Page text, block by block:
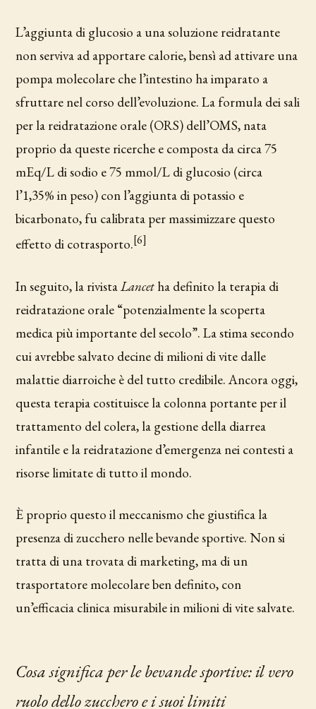
L’aggiunta di glucosio a una soluzione reidratante
non serviva ad apportare calorie, bensì ad attivare una
pompa molecolare che l’intestino ha imparato a
sfruttare nel corso dell’evoluzione. La formula dei sali
per la reidratazione orale (ORS) dell’OMS, nata
proprio da queste ricerche e composta da circa 75
mEq/L di sodio e 75 mmol/L di glucosio (circa
l’1,35% in peso) con l’aggiunta di potassio e
bicarbonato, fu calibrata per massimizzare questo
effetto di cotrasporto.[6]
In seguito, la rivistaLancet ha definito la terapia di
reidratazione orale “potenzialmente la scoperta
medica più importante del secolo”. La stima secondo
cui avrebbe salvato decine di milioni di vite dalle
malattie diarroiche è del tutto credibile. Ancora oggi,
questa terapia costituisce la colonna portante per il
trattamento del colera, la gestione della diarrea
infantile e la reidratazione d’emergenza nei contesti a
risorse limitate di tutto il mondo.
È proprio questo il meccanismo che giustifica la
presenza di zucchero nelle bevande sportive. Non si
tratta di una trovata di marketing, ma di un
trasportatore molecolare ben definito, con
un’efficacia clinica misurabile in milioni di vite salvate.
Cosa significa per le bevande sportive: il vero
ruolo dello zucchero e i suoi limiti